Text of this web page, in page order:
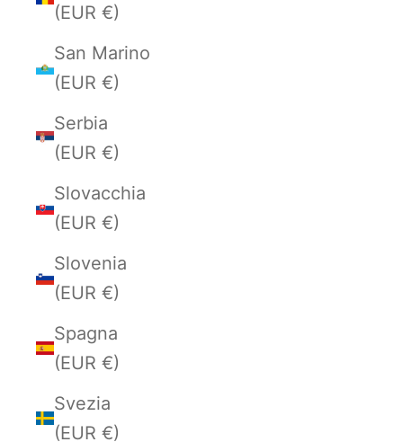
(EUR €)
San Marino
(EUR €)
Serbia
(EUR €)
Slovacchia
(EUR €)
Slovenia
(EUR €)
Spagna
(EUR €)
Svezia
(EUR €)